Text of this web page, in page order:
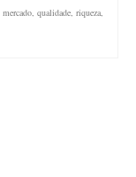
mercado, qualidade, riqueza,